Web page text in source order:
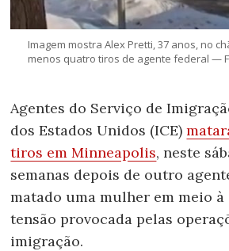
Imagem mostra Alex Pretti, 37 anos, no
menos quatro tiros de agente federal —
Agentes do Serviço de
dos Estados Unidos (ICE)
tiros em Minneapolis, neste
semanas depois de outro
matado uma mulher em meio à
tensão provocada pelas
imigração.